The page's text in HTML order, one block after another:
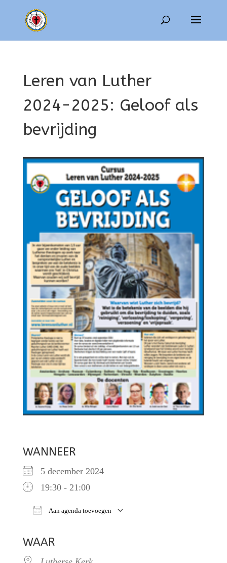
Leren van Luther
2024-2025: Geloof als
bevrijding
WANNEER
5 december 2024
19:30 - 21:00
Aan agenda toevoegen
WAAR